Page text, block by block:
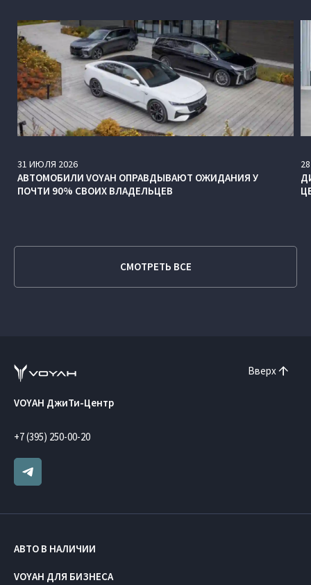
31 ИЮЛЯ 2026
АВТОМОБИЛИ VOYAH ОПРАВДЫВАЮТ ОЖИДАНИЯ У
ПОЧТИ 90% СВОИХ ВЛАДЕЛЬЦЕВ
28
СМОТРЕТЬ ВСЕ
Вверх
VOYAH ДжиТи-Центр
+7 (395) 250-00-20
АВТО В НАЛИЧИИ
VOYAH ДЛЯ БИЗНЕСА